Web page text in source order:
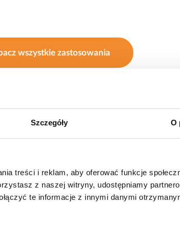
Szczegóły O
treści i reklam, aby oferować funkcje
z naszej witryny, udostępniamy
te informacje z innymi danymi
wszystkie zastosowania